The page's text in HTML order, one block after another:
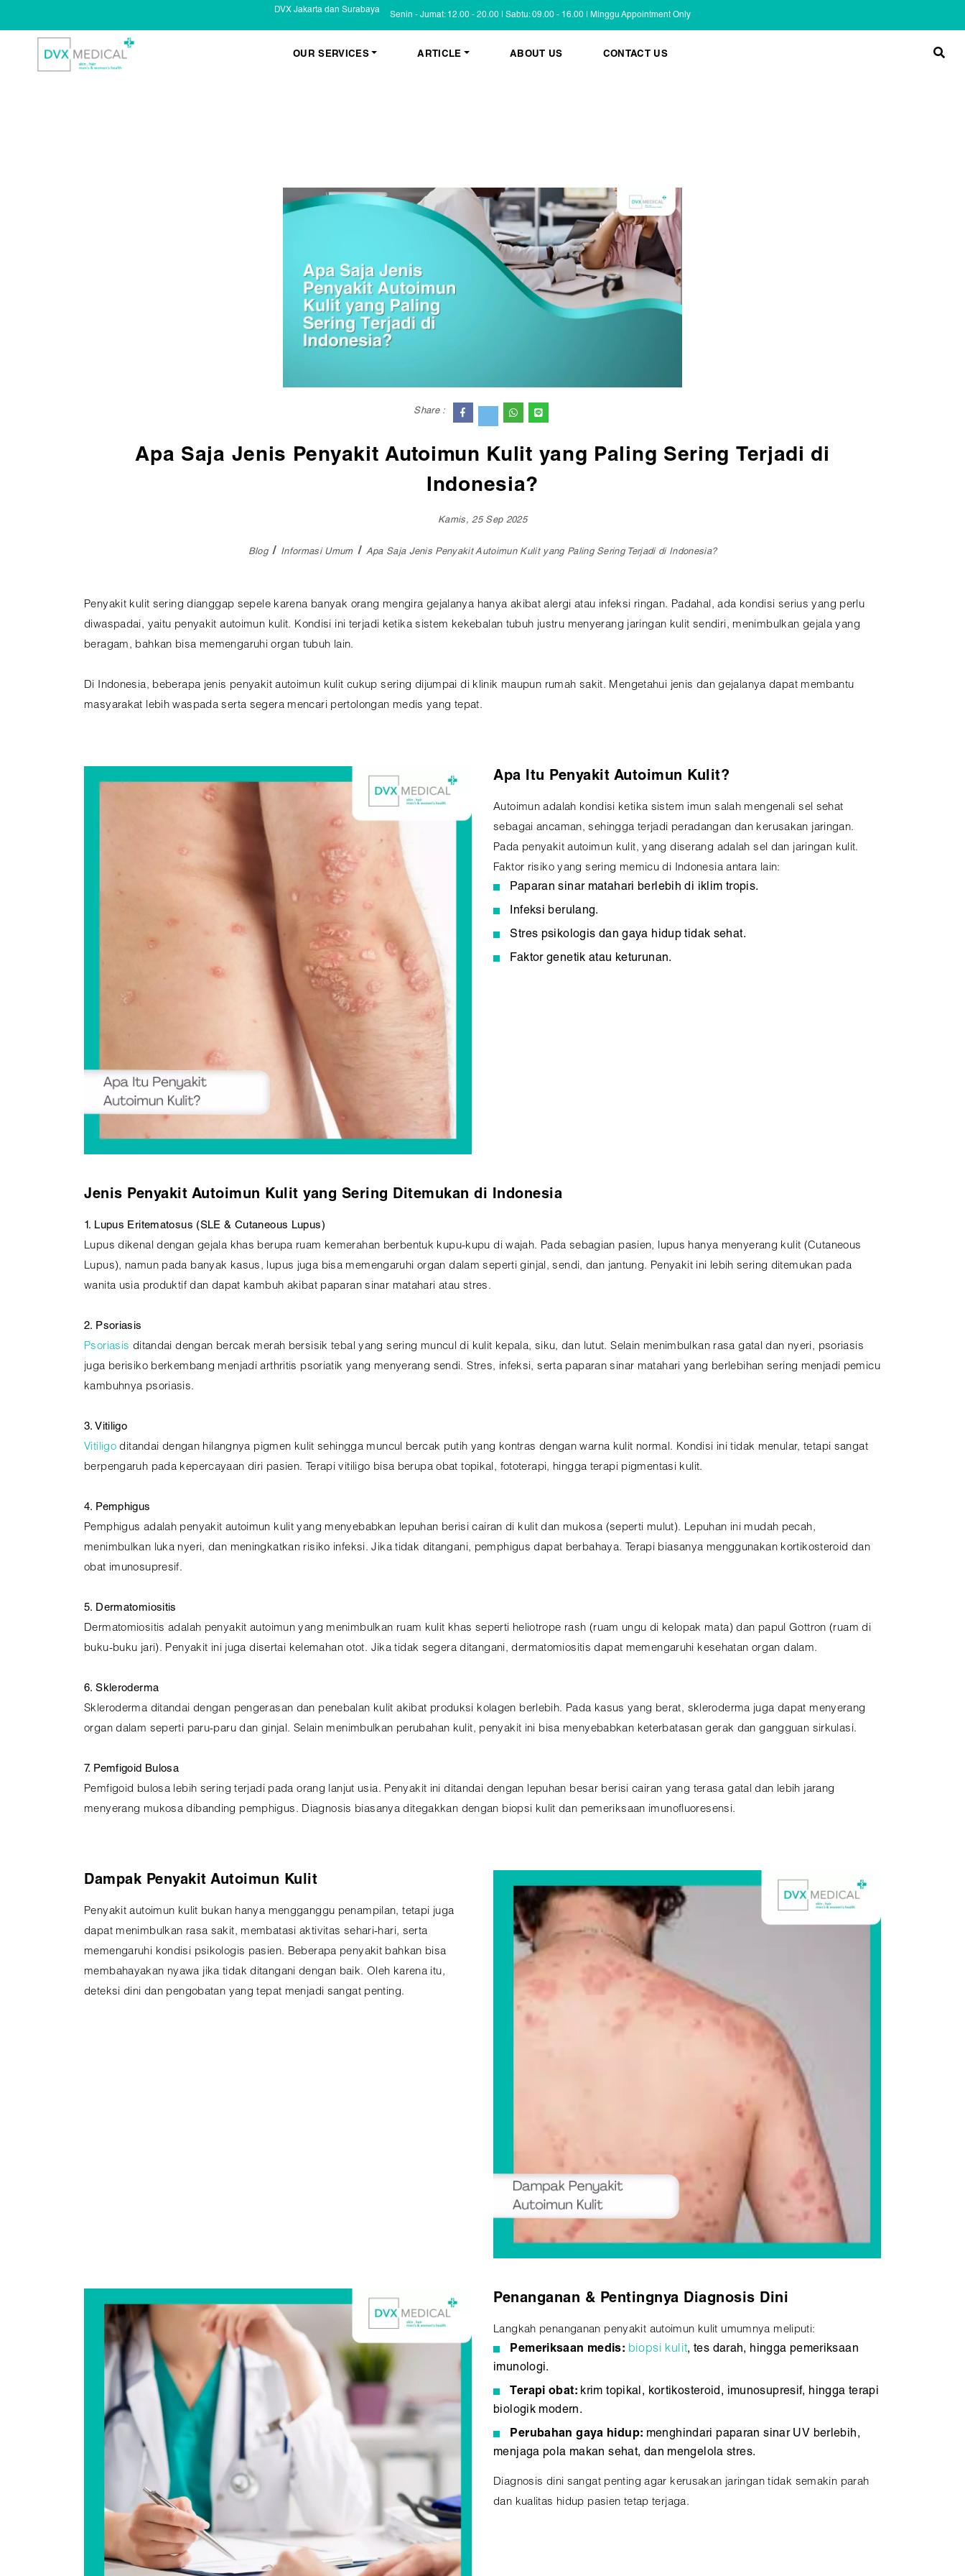
DVX Jakarta dan Surabaya
Senin - Jumat: 12.00 - 20.00 | Sabtu: 09.00 - 16.00 | Minggu Appointment Only
OUR SERVICES
Eczema
Masalah Kulit Lain
Infeksi
Keluhan Kulit
Non Infeksi
ARTICLE
Informasi Umum
Tips dan Trik
Cerita Pasien
ABOUT US CONTACT US
Share :
Apa Saja Jenis Penyakit Autoimun Kulit yang Paling Sering Terjadi di
Indonesia?
Kamis, 25 Sep 2025
Blog Informasi Umum Apa Saja Jenis Penyakit Autoimun Kulit yang Paling Sering Terjadi di Indonesia?
Penyakit kulit sering dianggap sepele karena banyak orang mengira gejalanya hanya akibat alergi atau infeksi ringan. Padahal, ada kondisi serius yang perlu
diwaspadai, yaitu penyakit autoimun kulit. Kondisi ini terjadi ketika sistem kekebalan tubuh justru menyerang jaringan kulit sendiri, menimbulkan gejala yang
beragam, bahkan bisa memengaruhi organ tubuh lain.
Di Indonesia, beberapa jenis penyakit autoimun kulit cukup sering dijumpai di klinik maupun rumah sakit. Mengetahui jenis dan gejalanya dapat membantu
masyarakat lebih waspada serta segera mencari pertolongan medis yang tepat.
Apa Itu Penyakit Autoimun Kulit?
Autoimun adalah kondisi ketika sistem imun salah mengenali sel sehat
sebagai ancaman, sehingga terjadi peradangan dan kerusakan jaringan.
Pada penyakit autoimun kulit, yang diserang adalah sel dan jaringan kulit.
Faktor risiko yang sering memicu di Indonesia antara lain:
Paparan sinar matahari berlebih di iklim tropis.
Infeksi berulang.
Stres psikologis dan gaya hidup tidak sehat.
Faktor genetik atau keturunan.
Jenis Penyakit Autoimun Kulit yang Sering Ditemukan di Indonesia
1. Lupus Eritematosus (SLE & Cutaneous Lupus)
Lupus dikenal dengan gejala khas berupa ruam kemerahan berbentuk kupu-kupu di wajah. Pada sebagian pasien, lupus hanya menyerang kulit (Cutaneous
Lupus), namun pada banyak kasus, lupus juga bisa memengaruhi organ dalam seperti ginjal, sendi, dan jantung. Penyakit ini lebih sering ditemukan pada
wanita usia produktif dan dapat kambuh akibat paparan sinar matahari atau stres.
2. Psoriasis
Psoriasis ditandai dengan bercak merah bersisik tebal yang sering muncul di kulit kepala, siku, dan lutut. Selain menimbulkan rasa gatal dan nyeri, psoriasis
juga berisiko berkembang menjadi arthritis psoriatik yang menyerang sendi. Stres, infeksi, serta paparan sinar matahari yang berlebihan sering menjadi pemicu
kambuhnya psoriasis.
3. Vitiligo
Vitiligo ditandai dengan hilangnya pigmen kulit sehingga muncul bercak putih yang kontras dengan warna kulit normal. Kondisi ini tidak menular, tetapi sangat
berpengaruh pada kepercayaan diri pasien. Terapi vitiligo bisa berupa obat topikal, fototerapi, hingga terapi pigmentasi kulit.
4. Pemphigus
Pemphigus adalah penyakit autoimun kulit yang menyebabkan lepuhan berisi cairan di kulit dan mukosa (seperti mulut). Lepuhan ini mudah pecah,
menimbulkan luka nyeri, dan meningkatkan risiko infeksi. Jika tidak ditangani, pemphigus dapat berbahaya. Terapi biasanya menggunakan kortikosteroid dan
obat imunosupresif.
5. Dermatomiositis
Dermatomiositis adalah penyakit autoimun yang menimbulkan ruam kulit khas seperti heliotrope rash (ruam ungu di kelopak mata) dan papul Gottron (ruam di
buku-buku jari). Penyakit ini juga disertai kelemahan otot. Jika tidak segera ditangani, dermatomiositis dapat memengaruhi kesehatan organ dalam.
6. Skleroderma
Skleroderma ditandai dengan pengerasan dan penebalan kulit akibat produksi kolagen berlebih. Pada kasus yang berat, skleroderma juga dapat menyerang
organ dalam seperti paru-paru dan ginjal. Selain menimbulkan perubahan kulit, penyakit ini bisa menyebabkan keterbatasan gerak dan gangguan sirkulasi.
7. Pemfigoid Bulosa
Pemfigoid bulosa lebih sering terjadi pada orang lanjut usia. Penyakit ini ditandai dengan lepuhan besar berisi cairan yang terasa gatal dan lebih jarang
menyerang mukosa dibanding pemphigus. Diagnosis biasanya ditegakkan dengan biopsi kulit dan pemeriksaan imunofluoresensi.
Dampak Penyakit Autoimun Kulit
Penyakit autoimun kulit bukan hanya mengganggu penampilan, tetapi juga
dapat menimbulkan rasa sakit, membatasi aktivitas sehari-hari, serta
memengaruhi kondisi psikologis pasien. Beberapa penyakit bahkan bisa
membahayakan nyawa jika tidak ditangani dengan baik. Oleh karena itu,
deteksi dini dan pengobatan yang tepat menjadi sangat penting.
Penanganan & Pentingnya Diagnosis Dini
Langkah penanganan penyakit autoimun kulit umumnya meliputi:
Pemeriksaan medis: biopsi kulit, tes darah, hingga pemeriksaan
imunologi.
Terapi obat: krim topikal, kortikosteroid, imunosupresif, hingga terapi
biologik modern.
Perubahan gaya hidup: menghindari paparan sinar UV berlebih,
menjaga pola makan sehat, dan mengelola stres.
Diagnosis dini sangat penting agar kerusakan jaringan tidak semakin parah
dan kualitas hidup pasien tetap terjaga.